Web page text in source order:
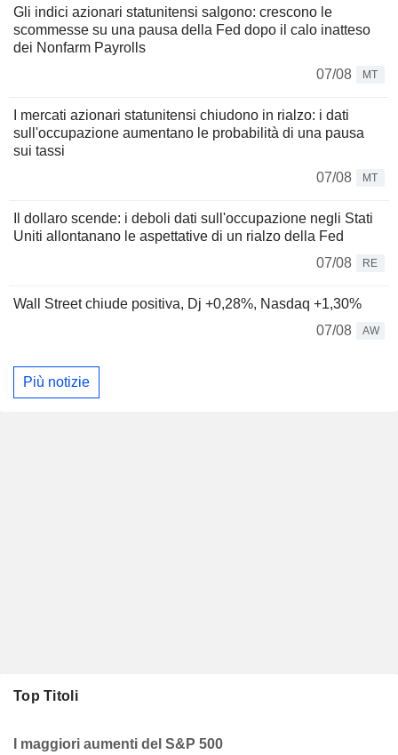
Gli indici azionari statunitensi salgono: crescono le
scommesse su una pausa della Fed dopo il calo inatteso
dei Nonfarm Payrolls
07/08
MT
I mercati azionari statunitensi chiudono in rialzo: i dati
sull'occupazione aumentano le probabilità di una pausa
sui tassi
07/08
MT
Il dollaro scende: i deboli dati sull'occupazione negli Stati
Uniti allontanano le aspettative di un rialzo della Fed
07/08
RE
Wall Street chiude positiva, Dj +0,28%, Nasdaq +1,30%
07/08
AW
Più notizie
Top Titoli
I maggiori aumenti del S&P 500